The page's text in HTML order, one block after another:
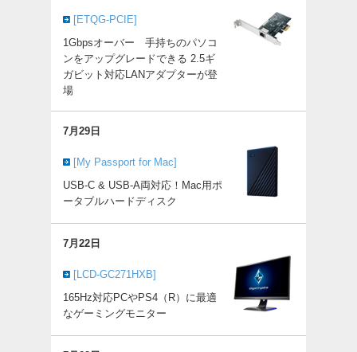
[ETQG-PCIE]
1Gbpsオーバー 手持ちのパソコ
ンをアップグレードできる 2.5ギ
ガビット対応LANアダプターが登
場
7月29日
[My Passport for Mac]
USB-C & USB-A両対応！Mac用ポ
ータブルハードディスク
7月22日
[LCD-GC271HXB]
165Hz対応PCやPS4（R）に最適
なゲーミングモニター